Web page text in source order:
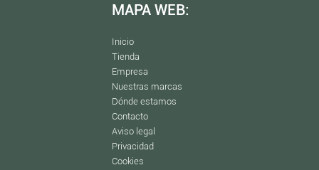
MAPA WEB:
Inicio
Tienda
Empresa
Nuestras marcas
Dónde estamos
Contacto
Aviso legal
Privacidad
Cookies